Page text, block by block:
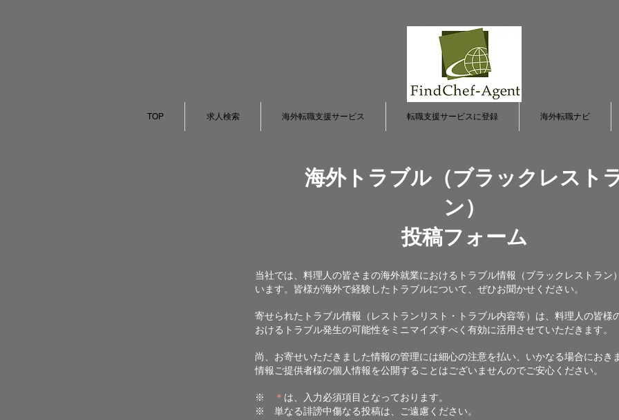
TOP 求人検索 海外転職支援サービス 転職支援サービスに登録 海外転職ナビ
海外トラブル（ブラックレスト
ン）
投稿フォーム
当社では、料理人の皆さまの海外就業におけるトラブル情報（ブラックレストラン
います。皆様が海外で経験したトラブルについて、ぜひお聞かせください。
寄せられたトラブル情報（レストランリスト・トラブル内容等）は、料理人の皆様
おけるトラブル発生の可能性をミニマイズすべく有効に活用させていただきます。
尚、お寄せいただきました情報の管理には細心の注意を払い、いかなる場合におき
情報ご提供者様の個人情報を公開することはございませんのでご安心ください。
※ ＊ は、入力必須項目となっております。
※ 単なる誹謗中傷なる投稿は、ご遠慮ください。